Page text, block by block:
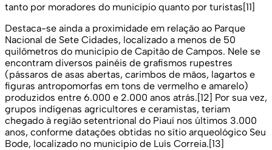
tanto por moradores do município quanto por turistas[11]
Destaca-se ainda a proximidade em relação ao Parque
Nacional de Sete Cidades, localizado a menos de 50
quilômetros do município de Capitão de Campos. Nele se
encontram diversos painéis de grafismos rupestres
(pássaros de asas abertas, carimbos de mãos, lagartos e
figuras antropomorfas em tons de vermelho e amarelo)
produzidos entre 6.000 e 2.000 anos atrás.[12] Por sua vez,
grupos indígenas agricultores e ceramistas, teriam
chegado à região setentrional do Piauí nos últimos 3.000
anos, conforme datações obtidas no sítio arqueológico Seu
Bode, localizado no município de Luís Correia.[13]